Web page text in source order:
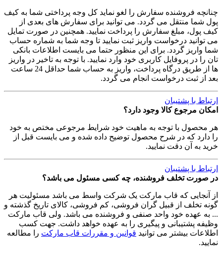
چنانچه فروشنده سفارش را لغو نماید کل وجه پرداختی شما به کیف
پول شما منتقل می گردد. می توانید برای سفارش های بعدی از
کیف پول، مبلغ سفارش را پرداخت نمایید. همچنین در صورت تمایل
می توانید درخواست واریز ثبت نمایید تا وجه شما به شماره حساب
شما واریز گردد. برای این منظور حتما می بایست اطلاعات بانکی
تان را در پروفایل کاربری خود وارد نمایید. با توجه به تاخیر در واریز
ها از طریق درگاه پرداخت، واریز به حساب شما حداقل 24 ساعت
بعد از ثبت درخواست انجام می گردد.
ارتباط با پشتیبان
امکان مرجوع کالا وجود دارد؟
هر محصول با توجه به ماهیت خود شرایط مرجوعی مختص به خود
را دارد که در شرح محصول توضیح داده شده و می بایست قبل از
خرید به آن دقت نمایید.
ارتباط با پشتیبان
در صورت تخلف فروشنده، چه کسی مسئول می باشد؟
از آنجایی که قاب مارکت یک شرکت واسط می باشد مسئولیت هر
گونه تخلف از قبیل گران فروشی، کم فروشی، کالای تاریخ گذشته و
... به عهده خود واحد صنفی و فروشنده می باشد. ولی قاب مارکت
وظیفه پشتیبانی و پیگیری را به عهده خواهد داشت. جهت کسب
اطلاعات بیشتر می توانید قوانین و مقررات قاب مارکت را مطالعه
نمایید.